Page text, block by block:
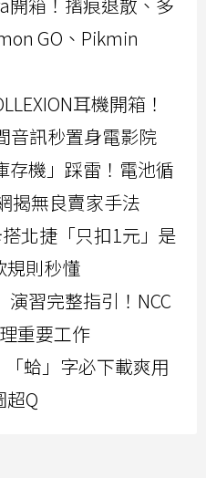
GO、Pikmin
耳機開箱！
音訊秒置身電影院
存機」踩雷！電池循
揭無良賣家手法
北捷「只扣1元」是
規則秒懂
習完整指引！NCC
重要工作
蛤」字必下載爽用
超Q